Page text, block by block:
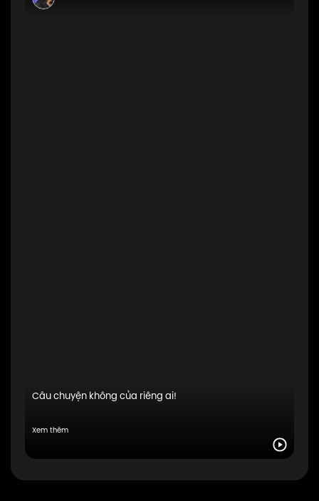
Câu chuyện không của riêng ai!
Xem thêm